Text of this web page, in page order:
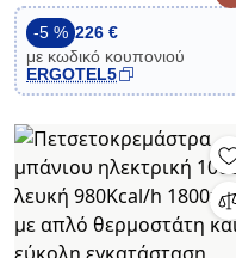
θερμοστάτη πρίζας BN30
-5 % 226 €
με κωδικό κουπονιού
ERGOTEL5